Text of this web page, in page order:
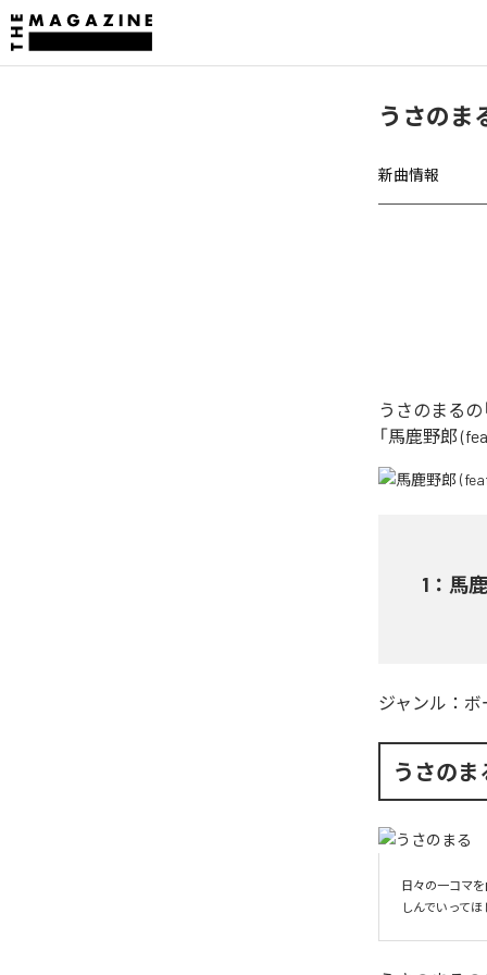
うさのま
新曲情報
うさのまるの
「馬鹿野郎
1 ： 馬
ジャンル： ボ
うさのま
日々の一コマ
しんでいってほ